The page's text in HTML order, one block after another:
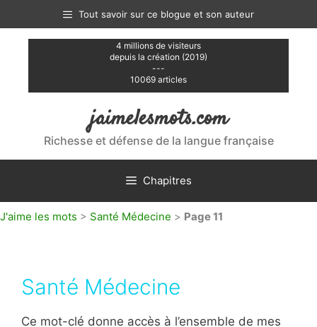
contenu
Tout savoir sur ce blogue et son auteur
4 millions de visiteurs
depuis la création (2019)
---
10069 articles
jaimelesmots.com
Richesse et défense de la langue française
Chapitres
J'aime les mots > Santé Médecine > Page 11
Santé Médecine
Ce mot-clé donne accès à l’ensemble de mes